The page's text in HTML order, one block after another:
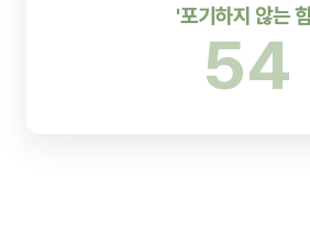
'포기하지 않는
54